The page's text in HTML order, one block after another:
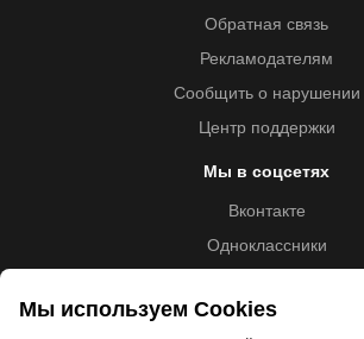
Обратная связь
Рекламодателям
Сообщить о нарушении
Центр поддержки
Мы в соцсетях
Вконтакте
Одноклассники
Мы используем Cookies